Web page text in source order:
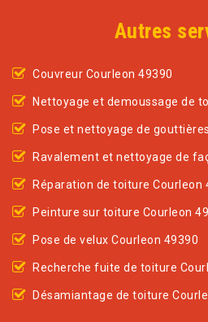
Autres
Couvreur Courleon 49390
Nettoyage et demoussage de
Pose et nettoyage de
Ravalement et nettoyage de
Réparation de toiture Courleon
Peinture sur toiture Courleon
Pose de velux Courleon 49390
Recherche fuite de toiture
Désamiantage de toiture